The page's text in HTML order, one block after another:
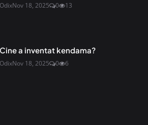
OdixNov 18, 2025 0 13
Cine a inventat kendama?
OdixNov 18, 2025 0 6